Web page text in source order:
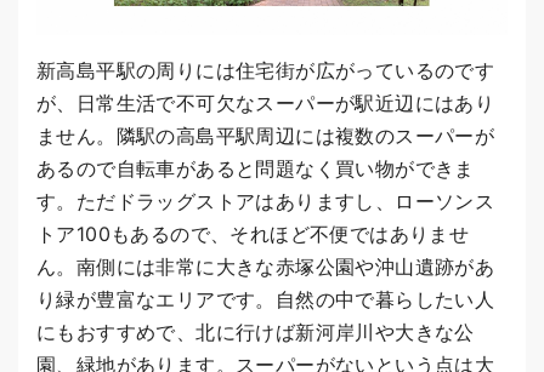
新高島平駅の周りには住宅街が広がっているのです
が、日常生活で不可欠なスーパーが駅近辺にはあり
ません。隣駅の高島平駅周辺には複数のスーパーが
あるので自転車があると問題なく買い物ができま
す。ただドラッグストアはありますし、ローソンス
トア100もあるので、それほど不便ではありませ
ん。南側には非常に大きな赤塚公園や沖山遺跡があ
り緑が豊富なエリアです。自然の中で暮らしたい人
にもおすすめで、北に行けば新河岸川や大きな公
園、緑地があります。スーパーがないという点は大